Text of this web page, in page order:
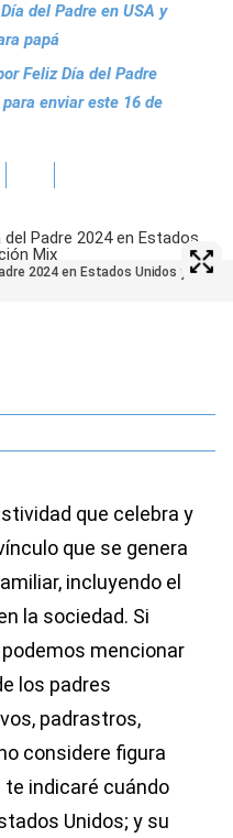
del Padre en USA y
papá
Feliz Día del Padre
enviar este 16 de
2024 en Estados Unidos y
que celebra y
que se genera
incluyendo el
la sociedad. Si
mencionar
los padres
padrastros,
considere figura
te indicaré cuándo
Unidos; y su